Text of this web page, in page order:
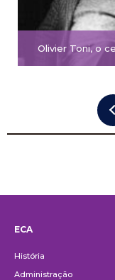
Olivier Toni, o
ECA
História
Administração